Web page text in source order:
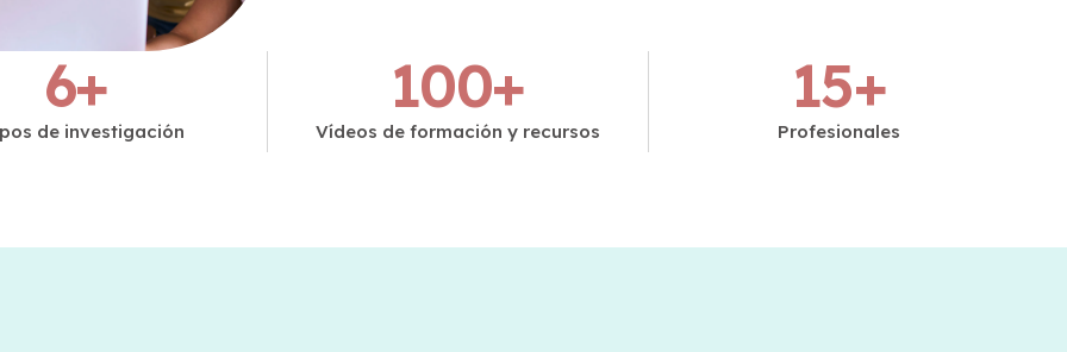
de investigación
6+
Vídeos de formación y recursos
100+
Profesionales
15+